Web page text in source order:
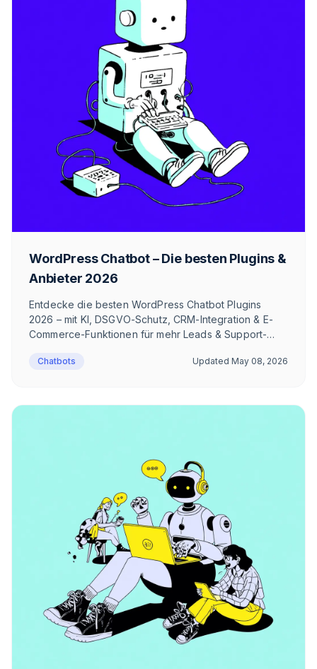
WordPress Chatbot – Die besten Plugins &
Anbieter 2026
Entdecke die besten WordPress Chatbot Plugins
2026 – mit KI, DSGVO-Schutz, CRM-Integration & E-
Commerce-Funktionen für mehr Leads & Support-
Chatbots Updated May 08, 2026